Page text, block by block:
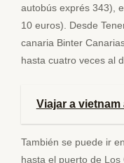
autobús exprés 343),
10 euros). Desde
canaria Binter
hasta cuatro veces al
Viajar a vietnam
También se puede ir
hasta el puerto de Los